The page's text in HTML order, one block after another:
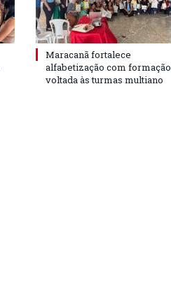
Maracanã fortalece
alfabetização com formação
voltada às turmas multiano